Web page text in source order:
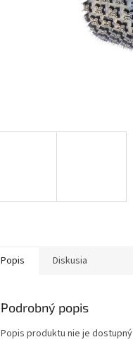
Popis Diskusia
Podrobný popis
Popis produktu nie je dostupný